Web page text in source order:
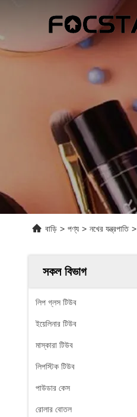
বাড়ি > পণ্য > নখের যন্ত্রপাতি >
সকল বিভাগ
লিপ গ্লস টিউব
ইয়েলিনার টিউব
মাস্কারা টিউব
লিপস্টিক টিউব
পাউডার কেস
রোলার বোতল